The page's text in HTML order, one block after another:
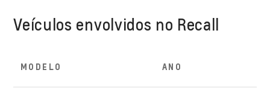
Veículos envolvidos no Recall
MODELO ANO